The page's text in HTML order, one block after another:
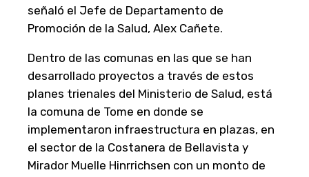
señaló el Jefe de Departamento de
Promoción de la Salud, Alex Cañete.
Dentro de las comunas en las que se han
desarrollado proyectos a través de estos
planes trienales del Ministerio de Salud, está
la comuna de Tome en donde se
implementaron infraestructura en plazas, en
el sector de la Costanera de Bellavista y
Mirador Muelle Hinrrichsen con un monto de